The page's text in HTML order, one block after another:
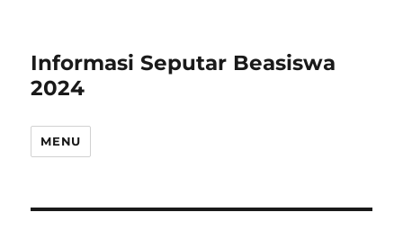
Informasi Seputar Beasiswa
2024
MENU